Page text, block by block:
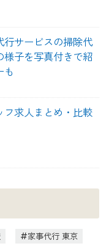
行サービスの掃除代
様子を写真付きで紹
も
フ求人まとめ・比較
家事代行 東京